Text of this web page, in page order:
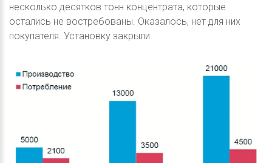
несколько десятков тонн концентрата, которые
остались не востребованы. Оказалось, нет для них
покупателя. Установку закрыли.